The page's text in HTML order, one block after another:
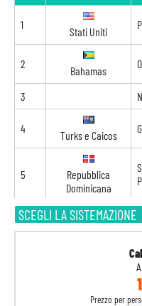
SCEGLI LA SISTEMAZIONE
Prezzo per
1
Stati Uniti
2
Bahamas
3
4
Turks e Caicos
5
Repubblica
Dominicana
6